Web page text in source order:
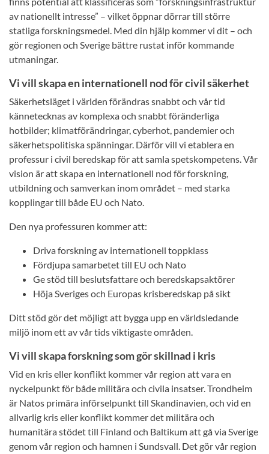
av nationellt intresse” – vilket öppnar dörrar till större
statliga forskningsmedel. Med din hjälp kommer vi dit – och
gör regionen och Sverige bättre rustat inför kommande
utmaningar.
Vi vill skapa en internationell nod för civil säkerhet
Säkerhetsläget i världen förändras snabbt och vår tid
kännetecknas av komplexa och snabbt föränderliga
hotbilder; klimatförändringar, cyberhot, pandemier och
säkerhetspolitiska spänningar. Därför vill vi etablera en
professur i civil beredskap för att samla spetskompetens. Vår
vision är att skapa en internationell nod för forskning,
utbildning och samverkan inom området – med starka
kopplingar till både EU och Nato.
Den nya professuren kommer att:
Driva forskning av internationell toppklass
Fördjupa samarbetet till EU och Nato
Ge stöd till beslutsfattare och beredskapsaktörer
Höja Sveriges och Europas krisberedskap på sikt
Ditt stöd gör det möjligt att bygga upp en världsledande
miljö inom ett av vår tids viktigaste områden.
Vi vill skapa forskning som gör skillnad i kris
Vid en kris eller konflikt kommer vår region att vara en
nyckelpunkt för både militära och civila insatser. Trondheim
är Natos primära införselpunkt till Skandinavien, och vid en
allvarlig kris eller konflikt kommer det militära och
humanitära stödet till Finland och Baltikum att gå via Sverige
genom vår region och hamnen i Sundsvall. Det gör vår region